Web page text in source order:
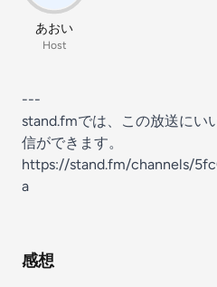
あおい
Host
---
stand.fmでは、この放送にい
信ができます。
https://stand.fm/channels/
a
感想